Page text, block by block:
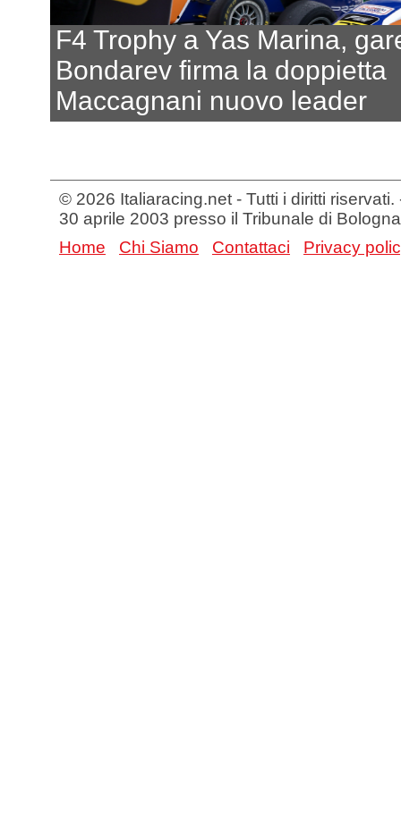
F4 Trophy a Yas Marina,
Bondarev firma la doppietta
Maccagnani nuovo leader
© 2026 Italiaracing.net - Tutti i diritti
30 aprile 2003 presso il Tribunale di Bologna
Home
Chi Siamo Contattaci Privacy